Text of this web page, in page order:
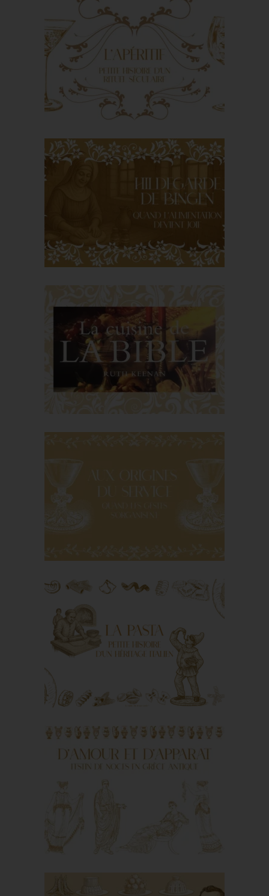
When the Greek gods
invite themselves to
the table
Aperitif: little story of a
secular ritual
Holy Hildegarde of
Bingen: when food
becomes joy
To the origins of
service: when
gestures are
Italian heritage